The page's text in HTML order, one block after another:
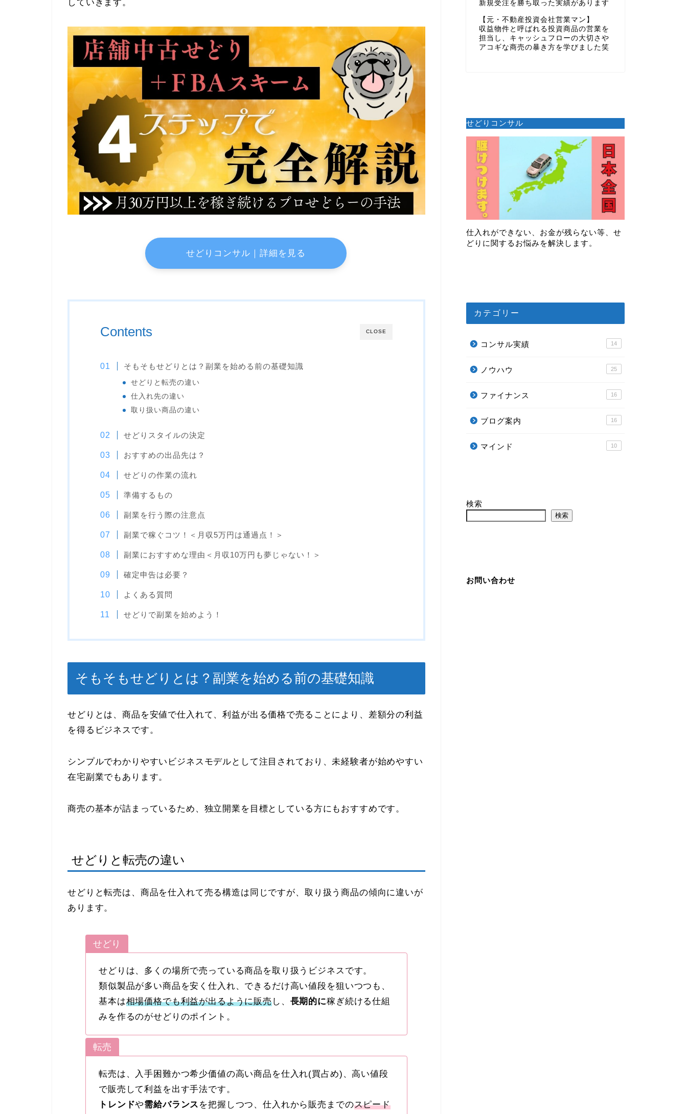
していきます。
せどりコンサル｜詳細を見る
CLOSE
Contents
そもそもせどりとは？副業を始める前の基礎知識
せどりと転売の違い
仕入れ先の違い
取り扱い商品の違い
せどりスタイルの決定
おすすめの出品先は？
せどりの作業の流れ
準備するもの
副業を行う際の注意点
副業で稼ぐコツ！＜月収5万円は通過点！＞
副業におすすめな理由＜月収10万円も夢じゃない！＞
確定申告は必要？
よくある質問
せどりで副業を始めよう！
そもそもせどりとは？副業を始める前の基礎知識
せどりとは、商品を安値で仕入れて、利益が出る価格で売ることにより、差額分の利益
を得るビジネスです。
シンプルでわかりやすいビジネスモデルとして注目されており、未経験者が始めやすい
在宅副業でもあります。
商売の基本が詰まっているため、独立開業を目標としている方にもおすすめです。
せどりと転売の違い
せどりと転売は、商品を仕入れて売る構造は同じですが、取り扱う商品の傾向に違いが
あります。
せどり
せどりは、多くの場所で売っている商品を取り扱うビジネスです。
類似製品が多い商品を安く仕入れ、できるだけ高い値段を狙いつつも、
基本は相場価格でも利益が出るように販売し、 長期的に稼ぎ続ける仕組
みを作るのがせどりのポイント。
転売
転売は、入手困難かつ希少価値の高い商品を仕入れ(買占め)、高い値段
で販売して利益を出す手法です。
トレンドや需給バランス を把握しつつ、仕入れから販売までのスピード
新規受注を勝ち取った実績があります
【元・不動産投資会社営業マン】
収益物件と呼ばれる投資商品の営業を
担当し、キャッシュフローの大切さや
アコギな商売の暴き方を学びました笑
せどりコンサル
仕入れができない、お金が残らない等、せ
どりに関するお悩みを解決します。
カテゴリー
コンサル実績 14
ノウハウ 25
ファイナンス 16
ブログ案内 16
マインド 10
検索
検索
お問い合わせ